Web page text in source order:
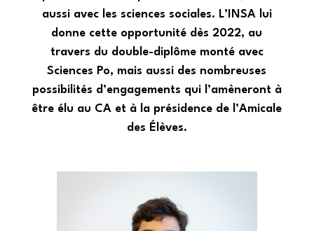
aussi avec les sciences sociales. L’INSA lui
donne cette opportunité dès 2022, au
travers du double-diplôme monté avec
Sciences Po, mais aussi des nombreuses
possibilités d’engagements qui l’amèneront à
être élu au CA et à la présidence de l’Amicale
des Élèves.